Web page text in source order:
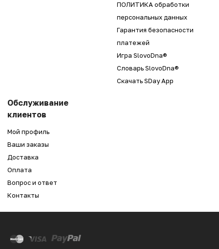
ПОЛИТИКА обработки
персональных данных
Гарантия безопасности
платежей
Игра SlovoDna®
Словарь SlovoDna®
Скачать SDay App
Обслуживание
клиентов
Мой профиль
Ваши заказы
Доставка
Оплата
Вопрос и ответ
Контакты